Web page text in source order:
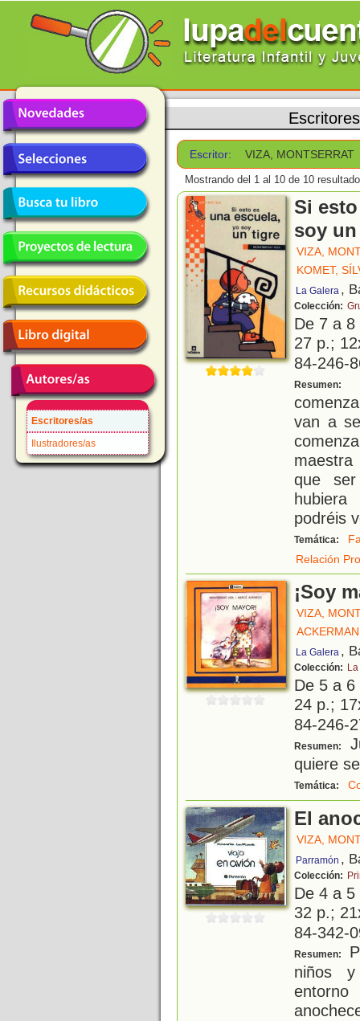
Escritores/as
Ilustradores/as
Escritores
Escritor: VIZA, MONTSERRAT
Mostrando del 1 al 10 de 10
Si
soy
VIZA,
KOMET,
La Galera ,
Colección:
De 7 a
27 p.;
84-246-
Resumen:
van a
que
podréis
Temática:
Relación
¡Soy
VIZA,
La Galera ,
Colección:
De 5 a
24 p.;
84-246-
Resumen:
quiere
Temática:
El
VIZA,
Parramón ,
Colección:
De 4 a
32 p.;
84-342-
Resumen:
niños